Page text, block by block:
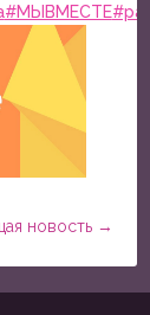
#МЫВМЕСТЕ
новость→